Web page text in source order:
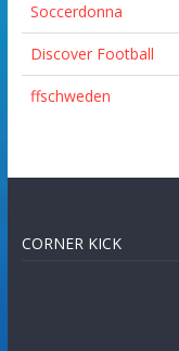
Soccerdonna
Discover Football
ffschweden
CORNER KICK